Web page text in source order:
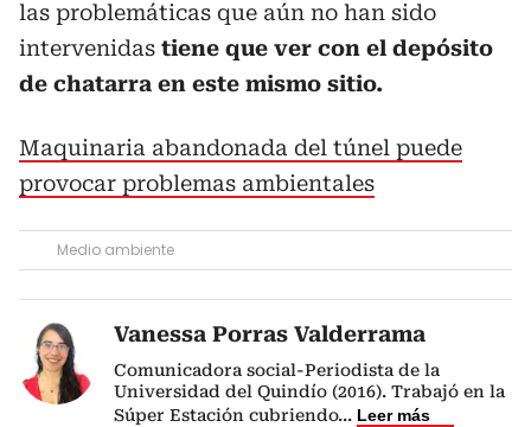
las problemáticas que aún no han sido
intervenidas tiene que ver con el depósito
de chatarra en este mismo sitio.
Maquinaria abandonada del túnel puede
provocar problemas ambientales
Medio ambiente
Vanessa Porras Valderrama
Comunicadora social-Periodista de la
Universidad del Quindío (2016). Trabajó en la
Súper Estación cubriendo... Leer más